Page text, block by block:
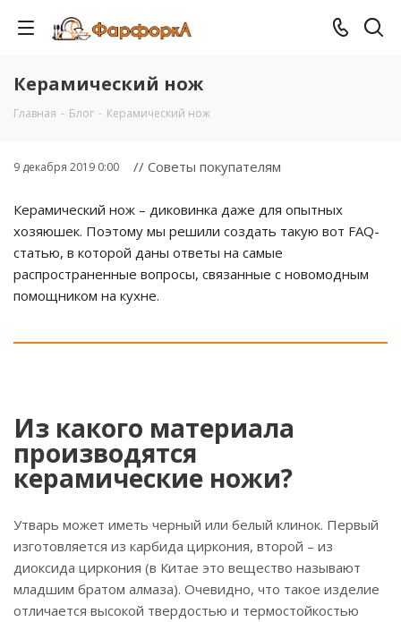
Керамический нож
Главная - Блог - Керамический нож
9 декабря 2019 0:00 // Советы покупателям
Керамический нож – диковинка даже для опытных
хозяюшек. Поэтому мы решили создать такую вот FAQ-
статью, в которой даны ответы на самые
распространенные вопросы, связанные с новомодным
помощником на кухне.
Из какого материала
производятся
керамические ножи?
Утварь может иметь черный или белый клинок. Первый
изготовляется из карбида циркония, второй – из
диоксида циркония (в Китае это вещество называют
младшим братом алмаза). Очевидно, что такое изделие
отличается высокой твердостью и термостойкостью